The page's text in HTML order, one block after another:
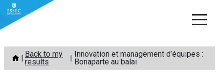
Skip
content
Back to my
results
Innovation et management d’équipes :
Bonaparte au balai